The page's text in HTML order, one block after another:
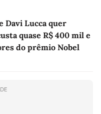
Davi Lucca quer
quase R$ 400 mil e
do prêmio Nobel